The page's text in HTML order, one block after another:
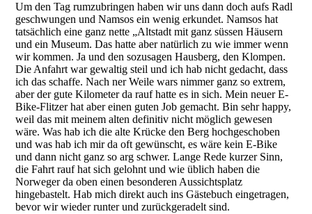
Um den Tag rumzubringen haben wir uns dann doch aufs Radl
geschwungen und Namsos ein wenig erkundet. Namsos hat
tatsächlich eine ganz nette „Altstadt mit ganz süssen Häusern
und ein Museum. Das hatte aber natürlich zu wie immer wenn
wir kommen. Ja und den sozusagen Hausberg, den Klompen.
Die Anfahrt war gewaltig steil und ich hab nicht gedacht, dass
ich das schaffe. Nach ner Weile wars nimmer ganz so extrem,
aber der gute Kilometer da rauf hatte es in sich. Mein neuer E-
Bike-Flitzer hat aber einen guten Job gemacht. Bin sehr happy,
weil das mit meinem alten definitiv nicht möglich gewesen
wäre. Was hab ich die alte Krücke den Berg hochgeschoben
und was hab ich mir da oft gewünscht, es wäre kein E-Bike
und dann nicht ganz so arg schwer. Lange Rede kurzer Sinn,
die Fahrt rauf hat sich gelohnt und wie üblich haben die
Norweger da oben einen besonderen Aussichtsplatz
hingebastelt. Hab mich direkt auch ins Gästebuch eingetragen,
bevor wir wieder runter und zurückgeradelt sind.